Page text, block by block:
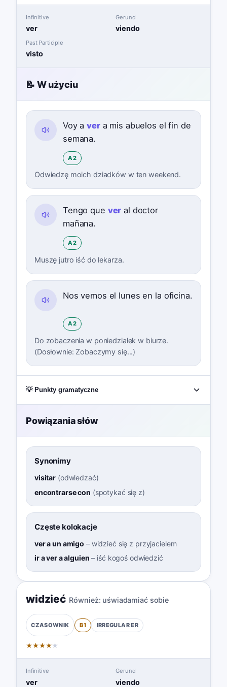
Infinitive
ver
Gerund
viendo
Past Participle
visto
📝 W użyciu
Voy avera mis abuelos el fin de
semana.
A2
Odwiedzę moich dziadków w ten weekend.
Tengo que ver al doctor
mañana.
A2
Muszę jutro iść do lekarza.
Nos vemos el lunes en la oficina.
A2
Do zobaczenia w poniedziałek w biurze.
(Dosłownie: Zobaczymy się...)
💡 Punkty gramatyczne
Powiązania słów
Synonimy
visitar (odwiedzać)
encontrarse con (spotykać się z)
Częste kolokacje
ver a un amigo – widzieć się z przyjacielem
ir a ver a alguien – iść kogoś odwiedzić
widzieć Również: uświadamiać sobie
CZASOWNIK B1 IRREGULARER
★★★★★
Infinitive
ver
Gerund
viendo